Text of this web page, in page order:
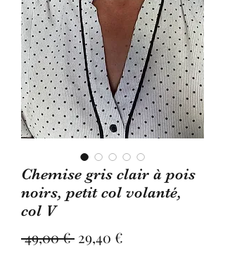
Chemise gris clair à pois
noirs, petit col volanté,
col V
49,00 € Prix
29,40 €